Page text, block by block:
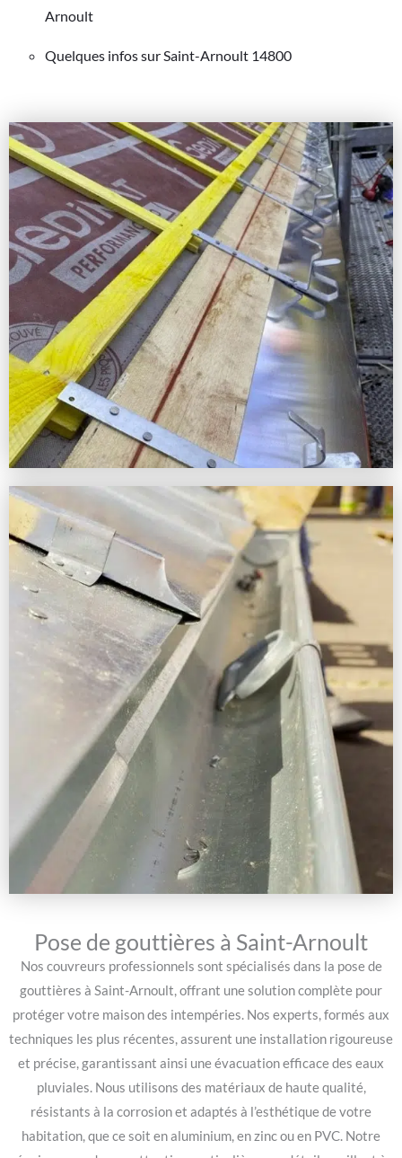
Arnoult
Quelques infos sur Saint-Arnoult 14800
Pose de gouttières à Saint-Arnoult
Nos couvreurs professionnels sont spécialisés dans la pose de
gouttières à Saint-Arnoult, offrant une solution complète pour
protéger votre maison des intempéries. Nos experts, formés aux
techniques les plus récentes, assurent une installation rigoureuse
et précise, garantissant ainsi une évacuation efficace des eaux
pluviales. Nous utilisons des matériaux de haute qualité,
résistants à la corrosion et adaptés à l’esthétique de votre
habitation, que ce soit en aluminium, en zinc ou en PVC. Notre